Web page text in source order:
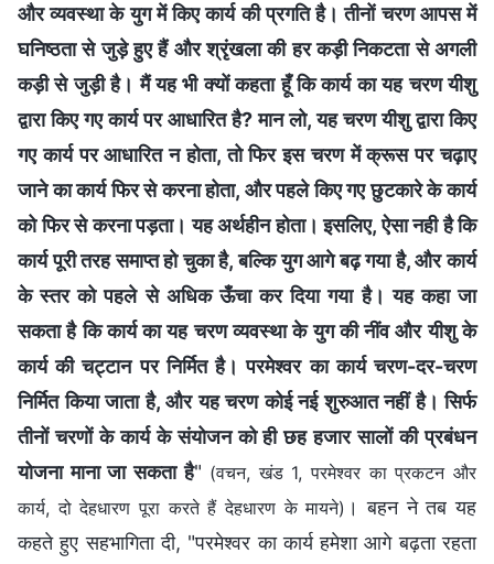
और व्यवस्था के युग में किए कार्य की प्रगति है। तीनों चरण आपस में
घनिष्ठता से जुड़े हुए हैं और श्रृंखला की हर कड़ी निकटता से अगली
कड़ी से जुड़ी है। मैं यह भी क्यों कहता हूँ कि कार्य का यह चरण यीशु
द्वारा किए गए कार्य पर आधारित है? मान लो, यह चरण यीशु द्वारा किए
गए कार्य पर आधारित न होता, तो फिर इस चरण में क्रूस पर चढ़ाए
जाने का कार्य फिर से करना होता, और पहले किए गए छुटकारे के कार्य
को फिर से करना पड़ता। यह अर्थहीन होता। इसलिए, ऐसा नही है कि
कार्य पूरी तरह समाप्त हो चुका है, बल्कि युग आगे बढ़ गया है, और कार्य
के स्तर को पहले से अधिक ऊँचा कर दिया गया है। यह कहा जा
सकता है कि कार्य का यह चरण व्यवस्था के युग की नींव और यीशु के
कार्य की चट्टान पर निर्मित है। परमेश्वर का कार्य चरण-दर-चरण
निर्मित किया जाता है, और यह चरण कोई नई शुरुआत नहीं है। सिर्फ
तीनों चरणों के कार्य के संयोजन को ही छह हजार सालों की प्रबंधन
योजना माना जा सकता है" (वचन, खंड 1, परमेश्वर का प्रकटन और
कार्य, दो देहधारण पूरा करते हैं देहधारण के मायने) । बहन ने तब यह
कहते हुए सहभागिता दी, "परमेश्वर का कार्य हमेशा आगे बढ़ता रहता